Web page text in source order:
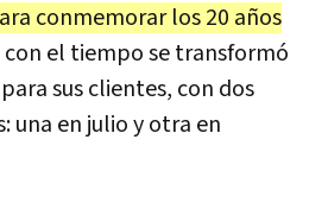
conmemorar los 20 años
con el tiempo se transformó
sus clientes, con dos
una en julio y otra en